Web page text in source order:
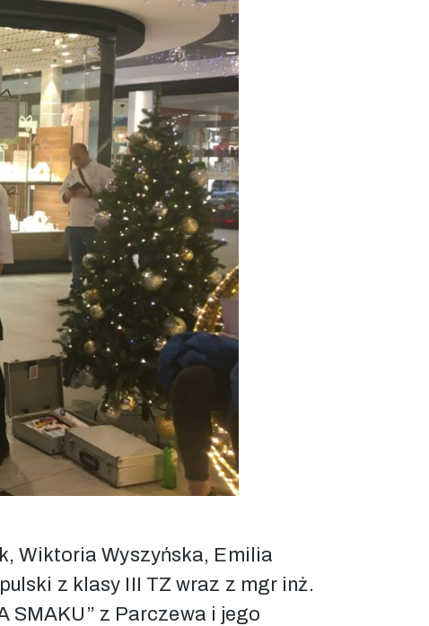
Wiktoria Wyszyńska, Emilia
z klasy III TZ wraz z mgr inż.
SMAKU” z Parczewa i jego